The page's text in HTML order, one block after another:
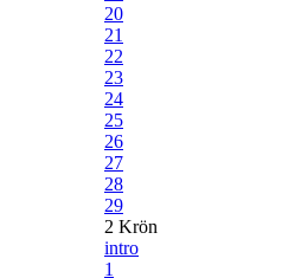
20
21
22
23
24
25
26
27
28
29
2 Krön
intro
1